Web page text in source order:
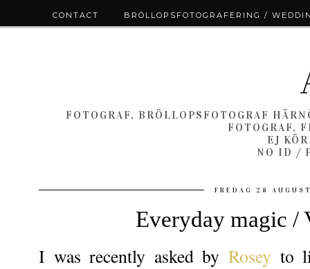
FOTOGRAF, BRÖLLOPSFOTOGRAF
FOTOGRAF,
EJ
NO ID /
FREDAG 28
Everyday magic /
I was recently asked by Rosey to
CONTACT BRÖLLOPSFOTOGRAFERING /